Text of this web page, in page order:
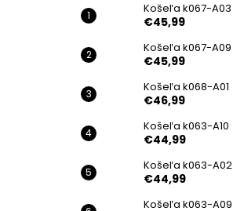
Košeľa k067-A03
€45,99
Košeľa k067-A09
€45,99
Košeľa k068-A01
€46,99
Košeľa k063-A10
€44,99
Košeľa k063-A02
€44,99
Košeľa k063-A09